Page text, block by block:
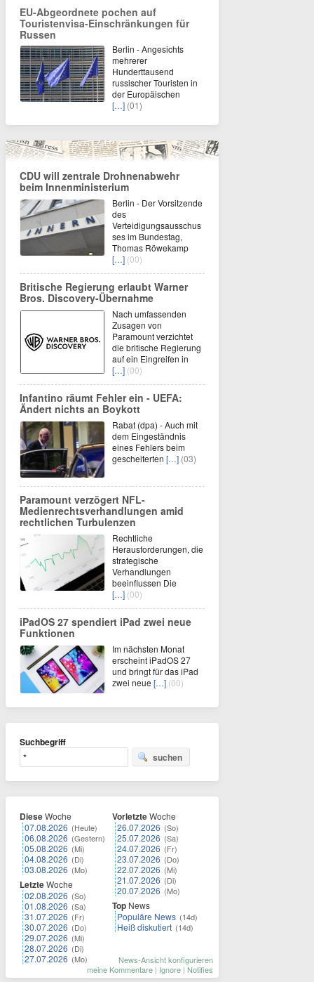
EU-Abgeordnete pochen auf
Touristenvisa-Einschränkungen für
Russen
Berlin - Angesichts
mehrerer
Hunderttausend
russischer Touristen in
der Europäischen
[…] (01)
CDU will zentrale Drohnenabwehr
beim Innenministerium
Berlin - Der Vorsitzende
des
Verteidigungsausschus
ses im Bundestag,
Thomas Röwekamp
[…] (00)
Britische Regierung erlaubt Warner
Bros. Discovery-Übernahme
Nach umfassenden
Zusagen von
Paramount verzichtet
die britische Regierung
auf ein Eingreifen in
[…] (00)
Infantino räumt Fehler ein - UEFA:
Ändert nichts an Boykott
Rabat (dpa) - Auch mit
dem Eingeständnis
eines Fehlers beim
gescheiterten […] (03)
Paramount verzögert NFL-
Medienrechtsverhandlungen amid
rechtlichen Turbulenzen
Rechtliche
Herausforderungen, die
strategische
Verhandlungen
beeinflussen Die
[…] (00)
iPadOS 27 spendiert iPad zwei neue
Funktionen
Im nächsten Monat
erscheint iPadOS 27
und bringt für das iPad
zwei neue […] (00)
Suchbegriff
suchen
DieseWoche
07.08.2026 (Heute)
06.08.2026 (Gestern)
05.08.2026 (Mi)
04.08.2026 (Di)
03.08.2026 (Mo)
LetzteWoche
02.08.2026 (So)
01.08.2026 (Sa)
31.07.2026 (Fr)
30.07.2026 (Do)
29.07.2026 (Mi)
28.07.2026 (Di)
27.07.2026 (Mo)
VorletzteWoche
26.07.2026 (So)
25.07.2026 (Sa)
24.07.2026 (Fr)
23.07.2026 (Do)
22.07.2026 (Mi)
21.07.2026 (Di)
20.07.2026 (Mo)
Top News
Populäre News (14d)
Heiß diskutiert (14d)
News-Ansicht konfigurieren
meine Kommentare | Ignore | Notifies